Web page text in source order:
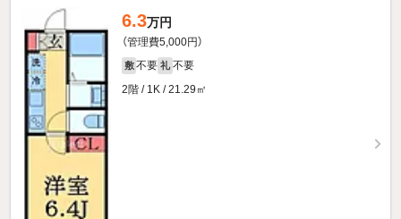
6.3万円
（管理費5,000円）
敷 不要 礼 不要
2階 / 1K / 21.29㎡